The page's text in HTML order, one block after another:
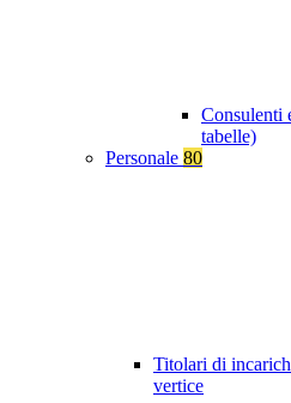
Consulenti
tabelle)
Personale 80
Titolari di
vertice